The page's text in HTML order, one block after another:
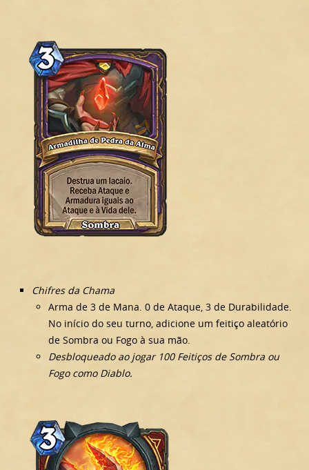
Chifres da Chama
Arma de 3 de Mana. 0 de Ataque, 3 de Durabilidade.
No início do seu turno, adicione um feitiço aleatório
de Sombra ou Fogo à sua mão.
Desbloqueado ao jogar 100 Feitiços de Sombra ou
Fogo como Diablo.